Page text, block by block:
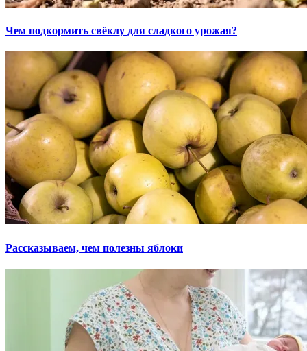
Чем подкормить свёклу для сладкого урожая?
Рассказываем, чем полезны яблоки